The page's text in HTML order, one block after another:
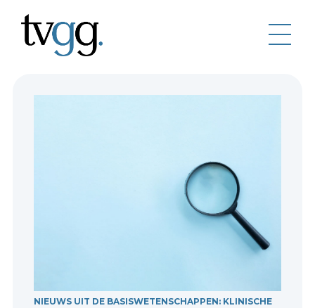
NIEUWS UIT DE BASISWETENSCHAPPEN: KLINISCHE